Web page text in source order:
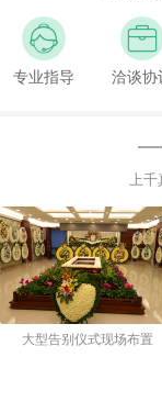
专业指导 洽谈协
上千
大型告别仪式现场布置